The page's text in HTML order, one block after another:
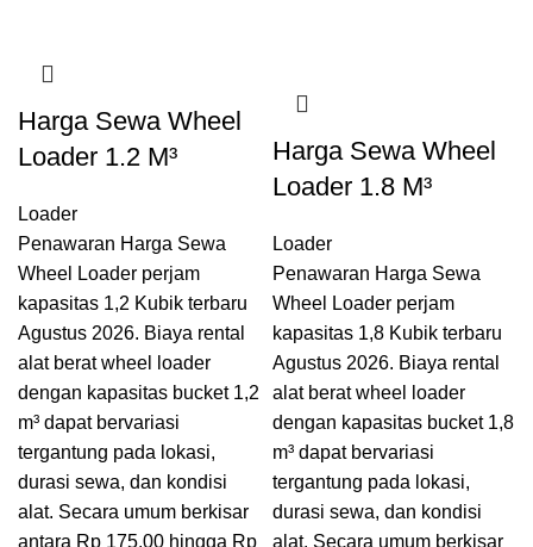
Harga Sewa Wheel
Loader 1.2 M³
Loader
Penawaran Harga Sewa
Wheel Loader perjam
kapasitas 1,2 Kubik terbaru
Agustus 2026. Biaya rental
alat berat wheel loader
dengan kapasitas bucket 1,2
m³ dapat bervariasi
tergantung pada lokasi,
durasi sewa, dan kondisi
alat. Secara umum berkisar
antara Rp 175.00 hingga Rp
Harga Sewa Wheel
Loader 1.8 M³
Loader
Penawaran Harga Sewa
Wheel Loader perjam
kapasitas 1,8 Kubik terbaru
Agustus 2026. Biaya rental
alat berat wheel loader
dengan kapasitas bucket 1,8
m³ dapat bervariasi
tergantung pada lokasi,
durasi sewa, dan kondisi
alat. Secara umum berkisar